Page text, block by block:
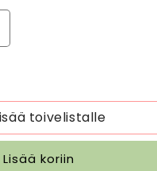
toivelistalle
Lisää koriin